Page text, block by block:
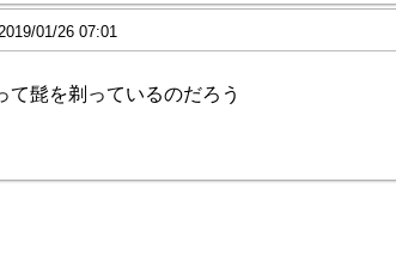
2019/01/26 07:01
て髭を剃っているのだろう